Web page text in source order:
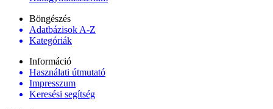
Böngészés
Adatbázisok A-Z
Kategóriák
Információ
Használati útmutató
Impresszum
Keresési segítség